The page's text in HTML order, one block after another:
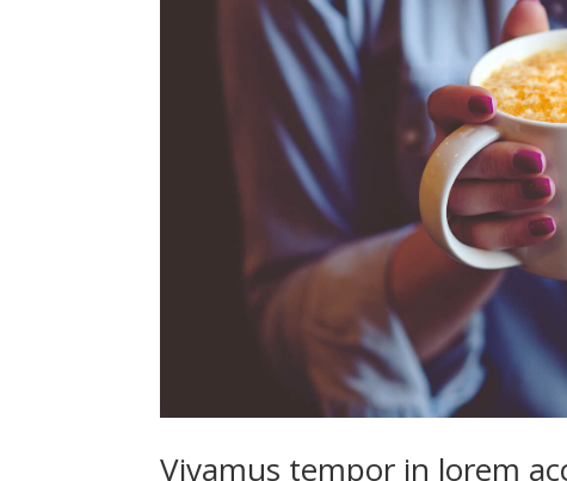
Vivamus tempor in lorem